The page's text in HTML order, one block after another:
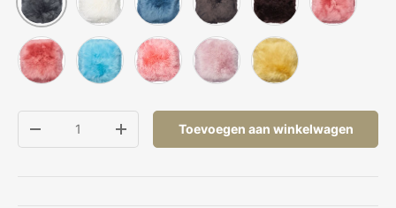
Koraal PerzikKoraal Peacock
LichtrozeLicht RozeKoraal Geel
Verlaag de hoeveelheidVerhoog de hoeveelheid
Toevoegen aan winkelwagen